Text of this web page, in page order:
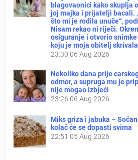
blagovaonici kako skuplja
joj majka i prijatelji bacali.
što mi je rodila unuče“,
Nisam rekao ni riječi.
osiguranje i otvorio
koju je moja obitelj
23:30 06 Aug 2026
Nekoliko dana prije
odmor, a supruga mu je
nije mogao izbjeći
23:26 06 Aug 2026
Miks griza i jabuka –
kolač će se dopasti svima
22:51 05 Aug 2026